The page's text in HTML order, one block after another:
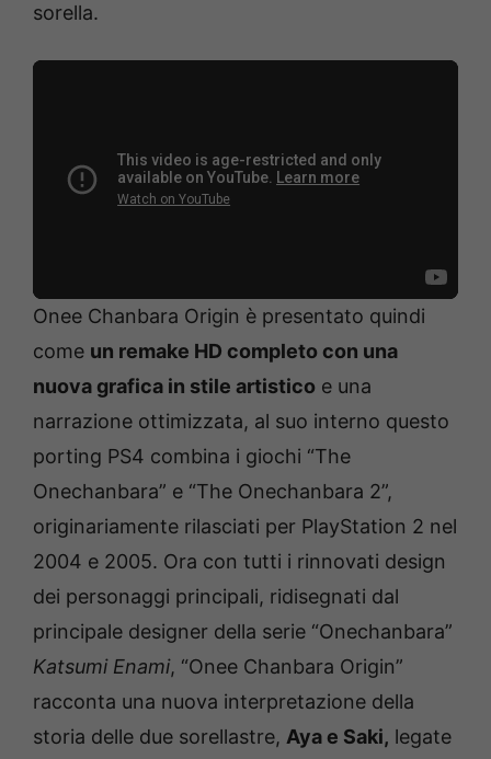
sorella.
Onee Chanbara Origin è presentato quindi
come un remake HD completo con una
nuova grafica in stile artistico e una
narrazione ottimizzata, al suo interno questo
porting PS4 combina i giochi “The
Onechanbara” e “The Onechanbara 2”,
originariamente rilasciati per PlayStation 2 nel
2004 e 2005. Ora con tutti i rinnovati design
dei personaggi principali, ridisegnati dal
principale designer della serie “Onechanbara”
Katsumi Enami, “Onee Chanbara Origin”
racconta una nuova interpretazione della
storia delle due sorellastre, Aya e Saki, legate